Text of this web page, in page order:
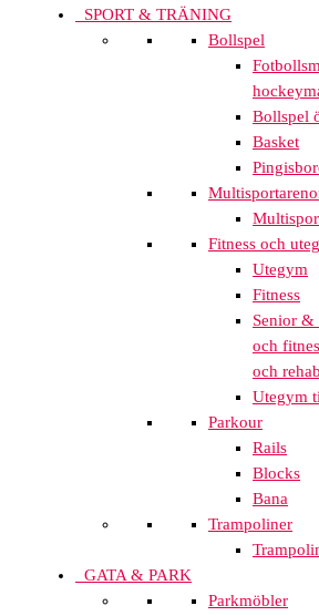
SPORT & TRÄNING
Bollspel
Bollspel
Basket
Fitness och
Utegym
Fitness
Senior &
och
och
Utegym
Parkour
Rails
Blocks
Bana
Trampoliner
GATA & PARK
Parkmöbler